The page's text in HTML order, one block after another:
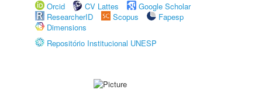
Orcid
CV Lattes
Google Scholar
ResearcherID
Scopus
Fapesp
Dimensions
Repositório Institucional UNESP